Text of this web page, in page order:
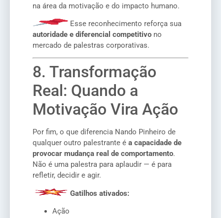
na área da motivação e do impacto humano.
Esse reconhecimento reforça sua
autoridade e diferencial competitivo no
mercado de palestras corporativas.
8. Transformação
Real: Quando a
Motivação Vira Ação
Por fim, o que diferencia Nando Pinheiro de
qualquer outro palestrante é a capacidade de
provocar mudança real de comportamento.
Não é uma palestra para aplaudir — é para
refletir, decidir e agir.
Gatilhos ativados:
Ação